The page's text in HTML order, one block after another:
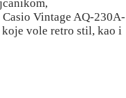
Vintage AQ-230A-
koje vole retro stil, kao i